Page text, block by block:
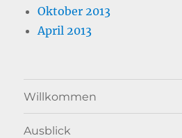
Oktober 2013
April 2013
Willkommen
Ausblick